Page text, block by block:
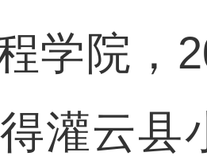
学院，
灌云县